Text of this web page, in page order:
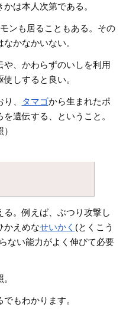
は本人次第である。
ンも居ることもある。その
かなかいない。
や、かわらずのいしを利用
使しすると良い。
、 タマゴから生まれたポ
遺伝する、ということ。
る。例えば、ぶつり攻撃し
かえめなせいかく (とくこう
ない能力がよく伸びて必要
もわかります。